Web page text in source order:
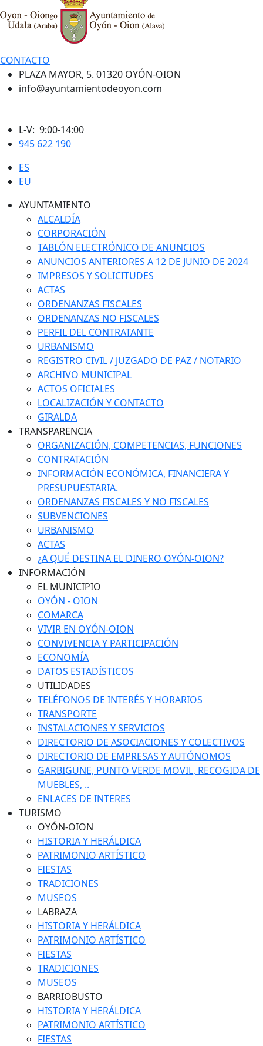
CONTACTO
PLAZA MAYOR, 5. 01320 OYÓN-OION
info@ayuntamientodeoyon.com
L-V: 9:00-14:00
945 622 190
ES
EU
AYUNTAMIENTO
ALCALDÍA
CORPORACIÓN
TABLÓN ELECTRÓNICO DE ANUNCIOS
ANUNCIOS ANTERIORES A 12 DE JUNIO DE 2024
IMPRESOS Y SOLICITUDES
ACTAS
ORDENANZAS FISCALES
ORDENANZAS NO FISCALES
PERFIL DEL CONTRATANTE
URBANISMO
REGISTRO CIVIL / JUZGADO DE PAZ / NOTARIO
ARCHIVO MUNICIPAL
ACTOS OFICIALES
LOCALIZACIÓN Y CONTACTO
GIRALDA
TRANSPARENCIA
ORGANIZACIÓN, COMPETENCIAS, FUNCIONES
CONTRATACIÓN
INFORMACIÓN ECONÓMICA, FINANCIERA Y
PRESUPUESTARIA.
ORDENANZAS FISCALES Y NO FISCALES
SUBVENCIONES
URBANISMO
ACTAS
¿A QUÉ DESTINA EL DINERO OYÓN-OION?
INFORMACIÓN
EL MUNICIPIO
OYÓN - OION
COMARCA
VIVIR EN OYÓN-OION
CONVIVENCIA Y PARTICIPACIÓN
ECONOMÍA
DATOS ESTADÍSTICOS
UTILIDADES
TELÉFONOS DE INTERÉS Y HORARIOS
TRANSPORTE
INSTALACIONES Y SERVICIOS
DIRECTORIO DE ASOCIACIONES Y COLECTIVOS
DIRECTORIO DE EMPRESAS Y AUTÓNOMOS
GARBIGUNE, PUNTO VERDE MOVIL, RECOGIDA DE
MUEBLES, ..
ENLACES DE INTERES
TURISMO
OYÓN-OION
HISTORIA Y HERÁLDICA
PATRIMONIO ARTÍSTICO
FIESTAS
TRADICIONES
MUSEOS
LABRAZA
HISTORIA Y HERÁLDICA
PATRIMONIO ARTÍSTICO
FIESTAS
TRADICIONES
MUSEOS
BARRIOBUSTO
HISTORIA Y HERÁLDICA
PATRIMONIO ARTÍSTICO
FIESTAS